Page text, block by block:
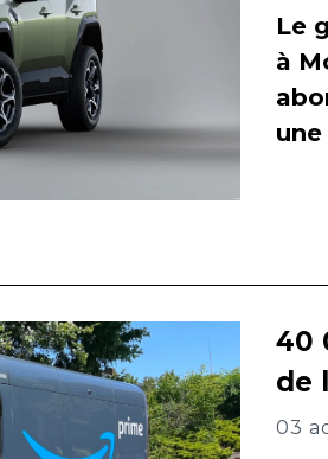
Le
à
40
de
03